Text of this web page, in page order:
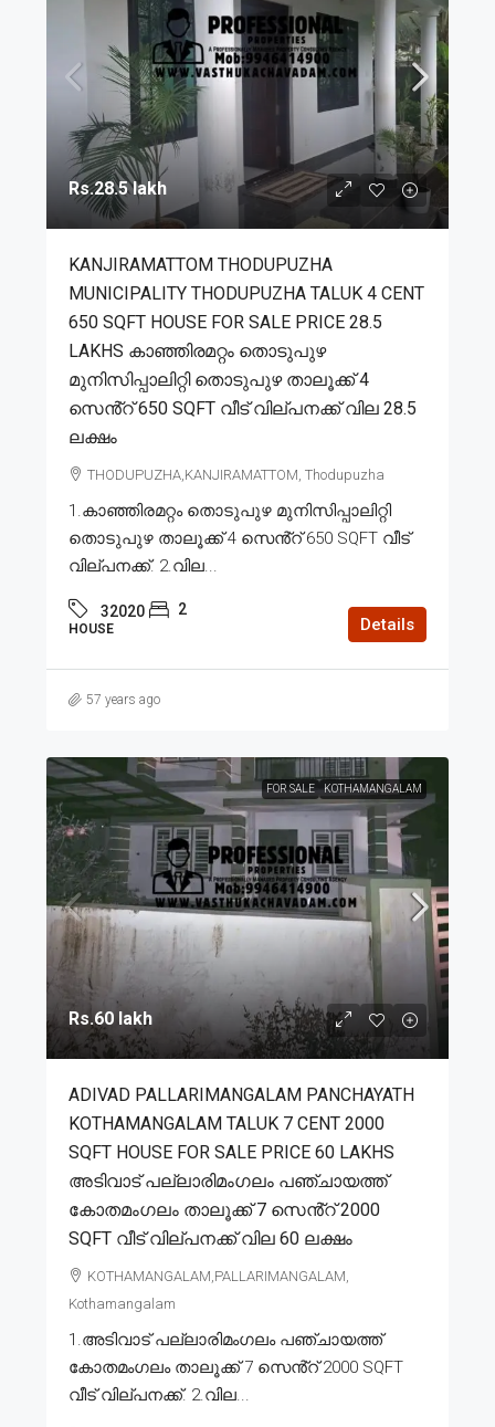
Rs.28.5 lakh
KANJIRAMATTOM THODUPUZHA
MUNICIPALITY THODUPUZHA TALUK 4 CENT
650 SQFT HOUSE FOR SALE PRICE 28.5
LAKHS കാഞ്ഞിരമറ്റം തൊടുപുഴ
മുനിസിപ്പാലിറ്റി തൊടുപുഴ താലൂക്ക് 4
സെൻ്റ് 650 SQFT വീട് വില്പനക്ക് വില 28.5
ലക്ഷം
THODUPUZHA,KANJIRAMATTOM, Thodupuzha
1.കാഞ്ഞിരമറ്റം തൊടുപുഴ മുനിസിപ്പാലിറ്റി
തൊടുപുഴ താലൂക്ക് 4 സെൻ്റ് 650 SQFT വീട്
വില്പനക്ക്. 2.വില...
32020 2
HOUSE Details
57 years ago
FOR SALE KOTHAMANGALAM
Rs.60 lakh
ADIVAD PALLARIMANGALAM PANCHAYATH
KOTHAMANGALAM TALUK 7 CENT 2000
SQFT HOUSE FOR SALE PRICE 60 LAKHS
അടിവാട് പല്ലാരിമംഗലം പഞ്ചായത്ത്
കോതമംഗലം താലൂക്ക് 7 സെൻ്റ് 2000
SQFT വീട് വില്പനക്ക് വില 60 ലക്ഷം
KOTHAMANGALAM,PALLARIMANGALAM,
Kothamangalam
1.അടിവാട് പല്ലാരിമംഗലം പഞ്ചായത്ത്
കോതമംഗലം താലൂക്ക് 7 സെൻ്റ് 2000 SQFT
വീട് വില്പനക്ക്. 2.വില...